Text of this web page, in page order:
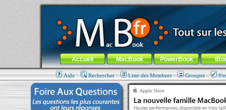
MacBook-fr.com : 100% Apple... 100% nomade !
Aller au contenu-Aller au menu général-Aller au menu de
Menu général
Accueil MacBook PowerBook
Aide Rechercher Liste des Membres Groupes